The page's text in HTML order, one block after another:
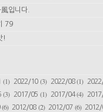
입니다.
79
!
(1) 2022/10 (3) 2022/08(1)
(3) 2017/05 (1) 2017/04(4)
(6) 2012/08 (2) 2012/07 (6)